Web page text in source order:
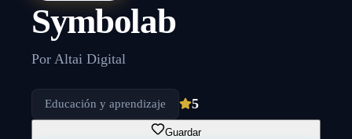
Symbolab
Por Altai Digital
Educación y aprendizaje 5
Guardar